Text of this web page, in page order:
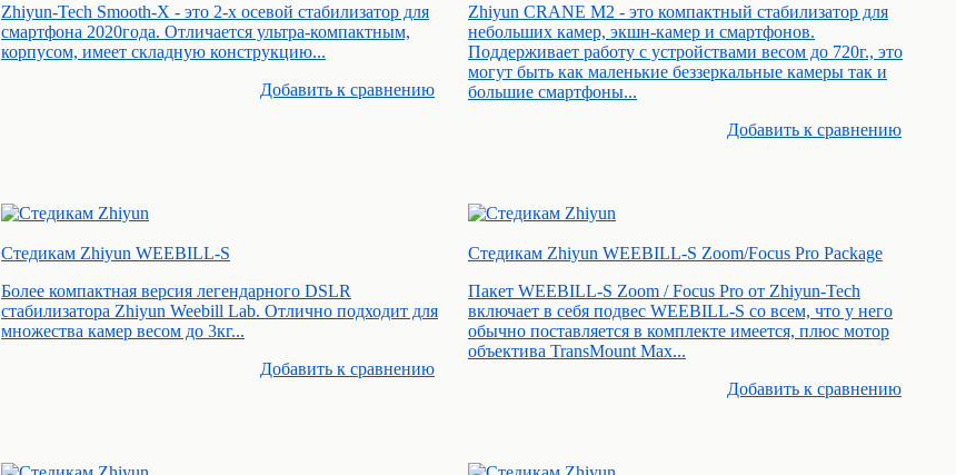
Zhiyun-Tech Smooth-X - это 2-х осевой стабилизатор для
смартфона 2020года. Отличается ультра-компактным,
корпусом, имеет складную конструкцию...
Добавить к cравнению
Zhiyun CRANE M2 - это компактный стабилизатор для
небольших камер, экшн-камер и смартфонов.
Поддерживает работу с устройствами весом до 720г., это
могут быть как маленькие беззеркальные камеры так и
большие смартфоны...
Добавить к cравнению
Стедикам Zhiyun WEEBILL-S
Более компактная версия легендарного DSLR
стабилизатора Zhiyun Weebill Lab. Отлично подходит для
множества камер весом до 3кг...
Добавить к cравнению
Стедикам Zhiyun WEEBILL-S Zoom/Focus Pro Package
Пакет WEEBILL-S Zoom / Focus Pro от Zhiyun-Tech
включает в себя подвес WEEBILL-S со всем, что у него
обычно поставляется в комплекте имеется, плюс мотор
объектива TransMount Max...
Добавить к cравнению